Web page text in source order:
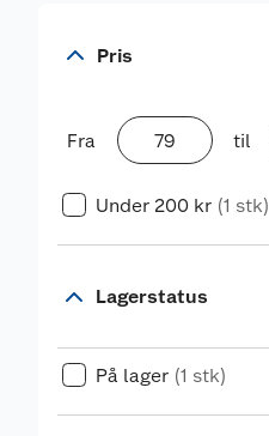
Pris
Fra til
Under 200 kr (1 stk)
Lagerstatus
På lager (1 stk)